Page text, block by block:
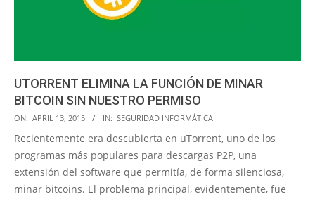
UTORRENT ELIMINA LA FUNCIÓN DE MINAR
BITCOIN SIN NUESTRO PERMISO
2015-
04-
13
ON: APRIL 13, 2015 IN: SEGURIDAD INFORMÁTICA
Recientemente era descubierta en uTorrent, uno de los
programas más populares para descargas P2P, una
extensión del software que permitía, de forma silenciosa,
minar bitcoins. El problema principal, evidentemente, fue